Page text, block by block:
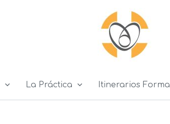
La Práctica Itinerarios